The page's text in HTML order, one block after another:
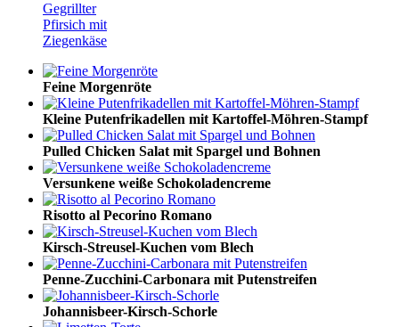
Gegrillter
Pfirsich mit
Ziegenkäse
Feine Morgenröte
Kleine Putenfrikadellen mit Kartoffel-Möhren-Stampf
Pulled Chicken Salat mit Spargel und Bohnen
Versunkene weiße Schokoladencreme
Risotto al Pecorino Romano
Kirsch-Streusel-Kuchen vom Blech
Penne-Zucchini-Carbonara mit Putenstreifen
Johannisbeer-Kirsch-Schorle